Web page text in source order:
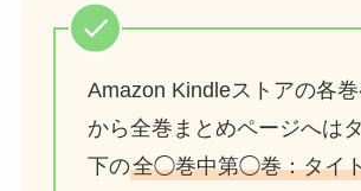
Amazon Kindleストアの各
から全巻まとめページへは
下の全◯巻中第◯巻：タイ